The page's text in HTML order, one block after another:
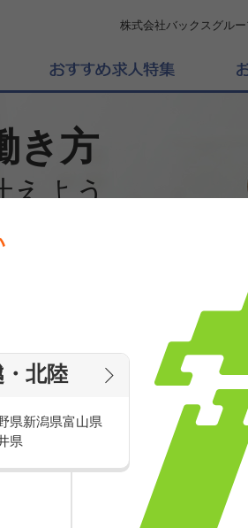
株式会社バックスグル
き方
えよう
働きたいエリアを選んでください
北陸
県新潟県富山県
県
ルバイトのおすすめ求